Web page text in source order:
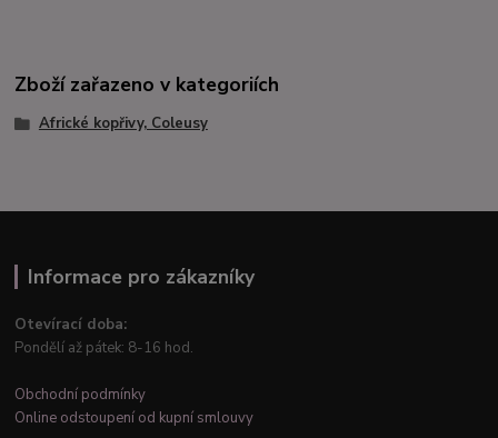
Zboží zařazeno v kategoriích
Africké kopřivy, Coleusy
Informace pro zákazníky
Otevírací doba:
Pondělí až pátek: 8-16 hod.
Obchodní podmínky
Online odstoupení od kupní smlouvy